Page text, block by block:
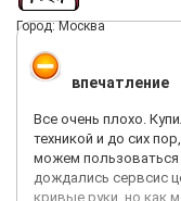
Город: Москва
впечатление
Все очень плохо.
техникой и до сих
можем пользоваться
дождались сервсис
кривые руки, но как